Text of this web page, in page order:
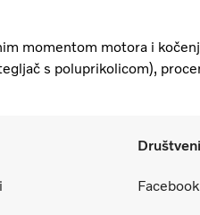
momentom motora i
s poluprikolicom),
Facebook